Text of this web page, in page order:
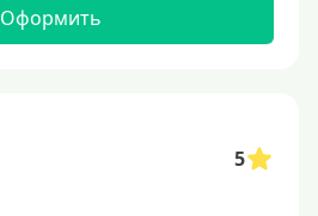
Оформить
5